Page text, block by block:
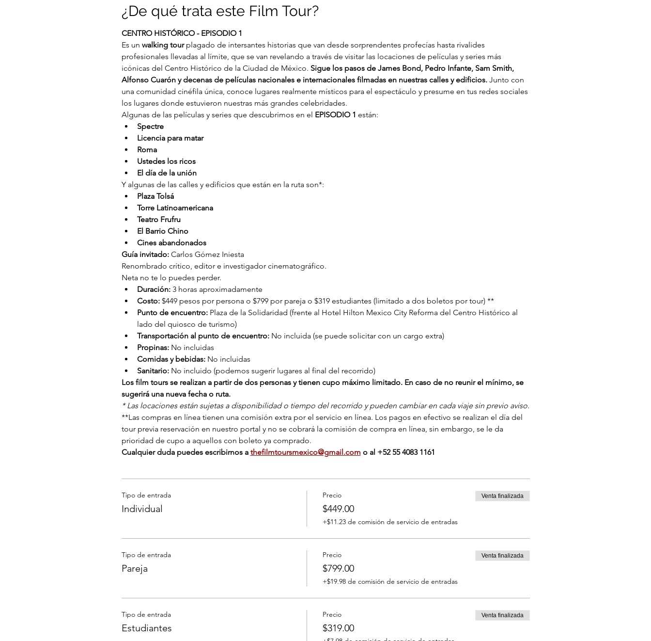
¿De qué trata este Film Tour?
CENTRO HISTÓRICO - EPISODIO 1
Es un walking tour plagado de intersantes historias que van desde sorprendentes profecías hasta rivalides
profesionales llevadas al límite, que se van revelando a través de visitar las locaciones de películas y series más
icónicas del Centro Histórico de la Ciudad de México. Sigue los pasos de James Bond, Pedro Infante, Sam Smith,
Alfonso Cuarón y decenas de películas nacionales e internacionales filmadas en nuestras calles y edificios. Junto con
una comunidad cinéfila única, conoce lugares realmente místicos para el espectáculo y presume en tus redes sociales
los lugares donde estuvieron nuestras más grandes celebridades.
Algunas de las películas y series que descubrimos en el EPISODIO 1 están:
Spectre
Licencia para matar
Roma
Ustedes los ricos
El día de la unión
Y algunas de las calles y edificios que están en la ruta son*:
Plaza Tolsá
Torre Latinoamericana
Teatro Frufru
El Barrio Chino
Cines abandonados
Guía invitado: Carlos Gómez Iniesta
Renombrado crítico, editor e investigador cinematográfico.
Neta no te lo puedes perder.
Duración: 3 horas aproximadamente
Costo: $449 pesos por persona o $799 por pareja o $319 estudiantes (limitado a dos boletos por tour) **
Punto de encuentro: Plaza de la Solidaridad (frente al Hotel Hilton Mexico City Reforma del Centro Histórico al
lado del quiosco de turismo)
Transportación al punto de encuentro: No incluida (se puede solicitar con un cargo extra)
Propinas: No incluidas
Comidas y bebidas: No incluidas
Sanitario: No incluido (podemos sugerir lugares al final del recorrido)
Los film tours se realizan a partir de dos personas y tienen cupo máximo limitado. En caso de no reunir el mínimo, se
sugerirá una nueva fecha o ruta.
* Las locaciones están sujetas a disponibilidad o tiempo del recorrido y pueden cambiar en cada viaje sin previo aviso.
**Las compras en línea tienen una comisión extra por el servicio en línea. Los pagos en efectivo se realizan el día del
tour previa reservación en nuestro portal y no se cobrará la comisión de compra en línea, sin embargo, se le da
prioridad de cupo a aquellos con boleto ya comprado.
Cualquier duda puedes escribirnos a thefilmtoursmexico@gmail.com o al ‭+‭52 55 4083 1161‬
Tipo de entrada
Individual
Precio
$449.00
+$11.23 de comisión de servicio de entradas
Venta finalizada
Tipo de entrada
Pareja
Precio
$799.00
+$19.98 de comisión de servicio de entradas
Venta finalizada
Tipo de entrada
Estudiantes
Precio
$319.00
Venta finalizada